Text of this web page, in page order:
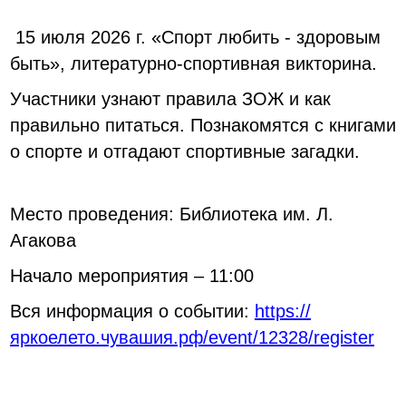
15 июля 2026 г. «Спорт любить - здоровым
быть», литературно-спортивная викторина.
Участники узнают правила ЗОЖ и как
правильно питаться. Познакомятся с книгами
о спорте и отгадают спортивные загадки.
Место проведения: Библиотека им. Л.
Агакова
Начало мероприятия – 11:00
Вся информация о событии: https://
яркоелето.чувашия.рф/event/12328/register